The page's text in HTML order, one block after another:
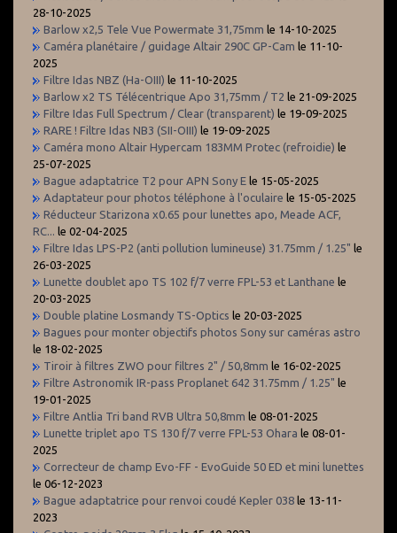
28-10-2025
Barlow x2,5 Tele Vue Powermate 31,75mm le 14-10-2025
Caméra planétaire / guidage Altair 290C GP-Cam le 11-10-
2025
Filtre Idas NBZ (Ha-OIII) le 11-10-2025
Barlow x2 TS Télécentrique Apo 31,75mm / T2 le 21-09-2025
Filtre Idas Full Spectrum / Clear (transparent) le 19-09-2025
RARE ! Filtre Idas NB3 (SII-OIII) le 19-09-2025
Caméra mono Altair Hypercam 183MM Protec (refroidie) le
25-07-2025
Bague adaptatrice T2 pour APN Sony E le 15-05-2025
Adaptateur pour photos téléphone à l'oculaire le 15-05-2025
Réducteur Starizona x0.65 pour lunettes apo, Meade ACF,
RC... le 02-04-2025
Filtre Idas LPS-P2 (anti pollution lumineuse) 31.75mm / 1.25" le
26-03-2025
Lunette doublet apo TS 102 f/7 verre FPL-53 et Lanthane le
20-03-2025
Double platine Losmandy TS-Optics le 20-03-2025
Bagues pour monter objectifs photos Sony sur caméras astro
le 18-02-2025
Tiroir à filtres ZWO pour filtres 2" / 50,8mm le 16-02-2025
Filtre Astronomik IR-pass Proplanet 642 31.75mm / 1.25" le
19-01-2025
Filtre Antlia Tri band RVB Ultra 50,8mm le 08-01-2025
Lunette triplet apo TS 130 f/7 verre FPL-53 Ohara le 08-01-
2025
Correcteur de champ Evo-FF - EvoGuide 50 ED et mini lunettes
le 06-12-2023
Bague adaptatrice pour renvoi coudé Kepler 038 le 13-11-
2023